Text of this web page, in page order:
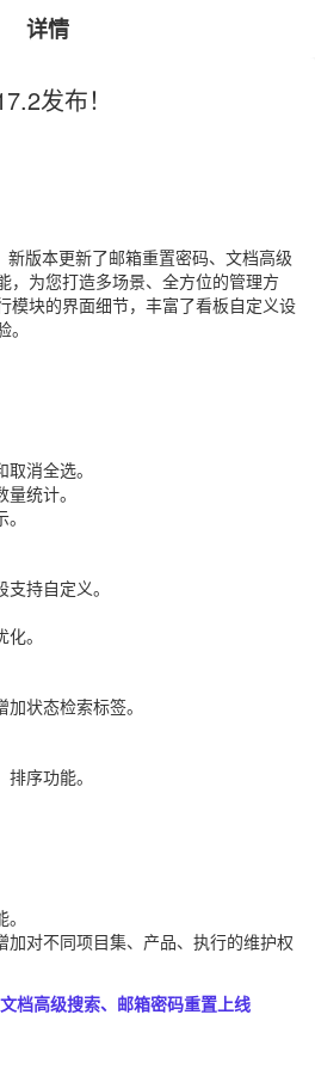
详情
发布！
新版本更新了邮箱重置密码、文档高级
，为您打造多场景、全方位的管理方
模块的界面细节，丰富了看板自定义设
。
消全选。
统计。
。
持自定义。
化。
加状态检索标签。
序功能。
加对不同项目集、产品、执行的维护权
档高级搜索、邮箱密码重置上线